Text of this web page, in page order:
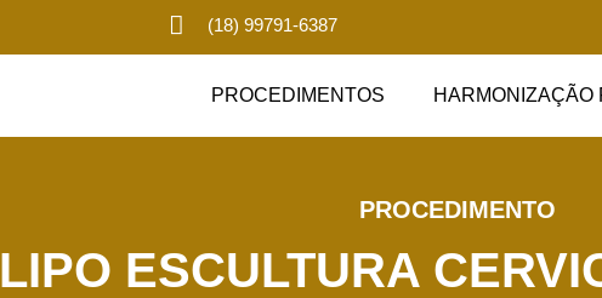
(18) 99791-6387
PROCEDIMENTOS HARMONIZAÇÃO
PROCEDIMENTO
LIPO ESCULTURA